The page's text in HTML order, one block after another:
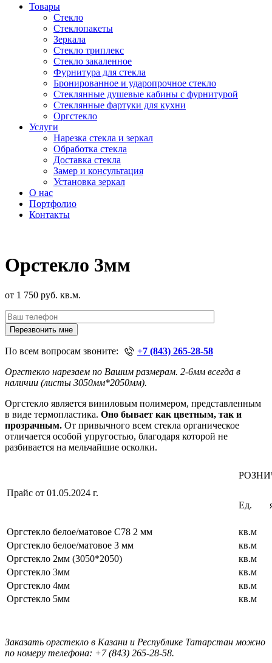
Товары
Стекло
Стеклопакеты
Зеркала
Стекло триплекс
Стекло закаленное
Фурнитура для стекла
Бронированное и ударопрочное стекло
Стеклянные душевые кабины с фурнитурой
Стеклянные фартуки для кухни
Оргстекло
Услуги
Нарезка стекла и зеркал
Обработка стекла
Доставка стекла
Замер и консультация
Установка зеркал
О нас
Портфолио
Контакты
Орстекло 3мм
от 1 750 руб. кв.м.
Перезвонить мне
По всем вопросам звоните:
+7 (843) 265-28-58
Оргстекло нарезаем по Вашим размерам. 2-6мм всегда в
наличии (листы 3050мм*2050мм).
Оргстекло является виниловым полимером, представленным
в виде термопластика. Оно бывает как цветным, так и
прозрачным. От привычного всем стекла органическое
отличается особой упругостью, благодаря которой не
разбивается на мельчайшие осколки.
Прайс от 01.05.2024 г.
Ед.
Оргстекло белое/матовое С78 2 мм
кв.м
Оргстекло белое/матовое 3 мм
кв.м
Оргстекло 2мм (3050*2050)
кв.м
Оргстекло 3мм
кв.м
Оргстекло 4мм
кв.м
Оргстекло 5мм
кв.м
Заказать оргстекло в Казани и Республике Татарстан можно
по номеру телефона: +7 (843) 265-28-58.